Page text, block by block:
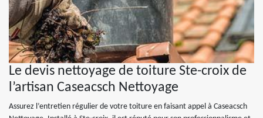
Le devis nettoyage de toiture Ste-croix de
l’artisan Caseacsch Nettoyage
Assurez l’entretien régulier de votre toiture en faisant appel à Caseacsch